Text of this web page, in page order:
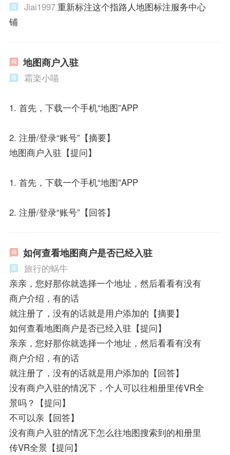
Jiai1997重新标注这个指路人地图标注服务中心
铺
地图商户入驻
霜楽小喵
1. 首先，下载一个手机“地图”APP
2. 注册/登录“账号”【摘要】
地图商户入驻【提问】
1. 首先，下载一个手机“地图”APP
2. 注册/登录“账号”【回答】
如何查看地图商户是否已经入驻
旅行的蜗牛
亲亲，您好那你就选择一个地址，然后看看有没有
商户介绍，有的话
就注册了，没有的话就是用户添加的【摘要】
如何查看地图商户是否已经入驻【提问】
亲亲，您好那你就选择一个地址，然后看看有没有
商户介绍，有的话
就注册了，没有的话就是用户添加的【回答】
没有商户入驻的情况下，个人可以往相册里传VR全
景吗？【提问】
不可以亲【回答】
没有商户入驻的情况下怎么往地图搜索到的相册里
传VR全景【提问】